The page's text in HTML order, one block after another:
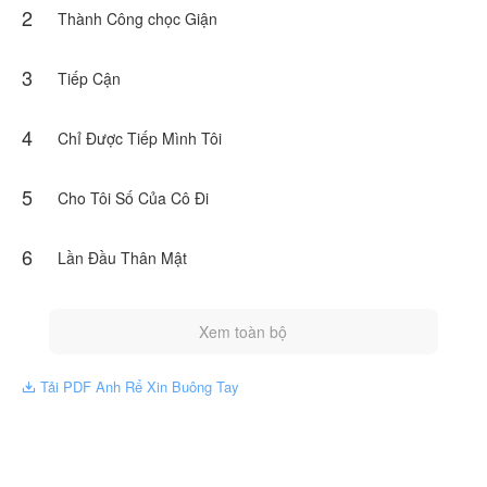
2 Thành Công chọc Giận
3 Tiếp Cận
4 Chỉ Được Tiếp Mình Tôi
5 Cho Tôi Số Của Cô Đi
6 Lần Đầu Thân Mật
Xem toàn bộ
 Tải PDF Anh Rể Xin Buông Tay